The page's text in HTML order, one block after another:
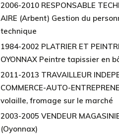
2006-2010 RESPONSABLE
AIRE (Arbent) Gestion du
technique
1984-2002 PLATRIER ET
OYONNAX Peintre tapissier en
2011-2013 TRAVAILLEUR
COMMERCE-AUTO-
volaille, fromage sur le marché
2003-2005 VENDEUR
(Oyonnax)